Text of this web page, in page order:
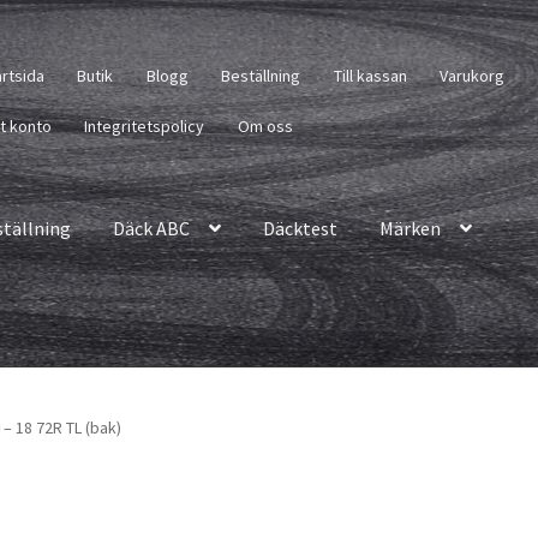
Butik Blogg Beställning Till kassan Varukorg
konto Integritetspolicy Om oss
Däck ABC Däcktest Märken
18 72R TL (bak)